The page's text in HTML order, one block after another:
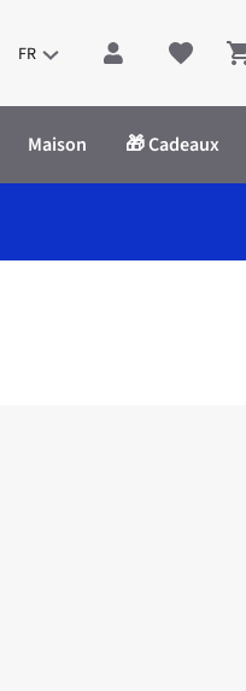
FR
Maison 🎁 Cadeaux